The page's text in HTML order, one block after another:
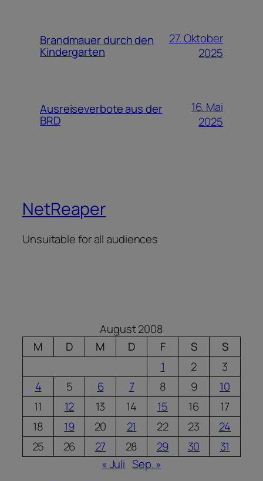
Brandmauer durch den
Kindergarten
27. Oktober
2025
Ausreiseverbote aus der
BRD
16. Mai
2025
NetReaper
Unsuitable for all audiences
August 2008
M
D M D F S
S
1
2
3
4
5 6 7 8 9
10
11
12 13 14 15 16
17
18
19 20 21 22 23
24
25
26 27 28 29 30
31
« Juli Sep. »